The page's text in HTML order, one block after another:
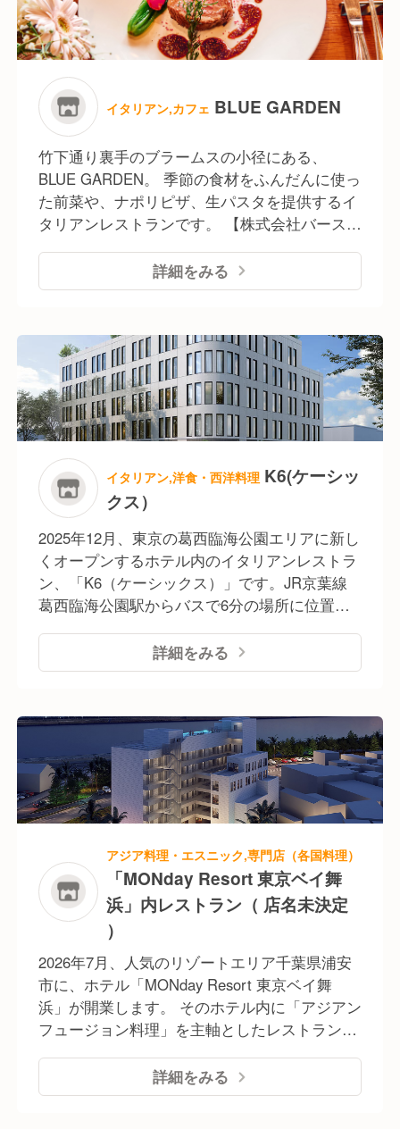
イタリアン,カフェ BLUE GARDEN
竹下通り裏手のブラームスの小径にある、
BLUE GARDEN。 季節の食材をふんだんに使っ
た前菜や、ナポリピザ、生パスタを提供するイ
タリアンレストランです。 【株式会社バース】
詳細をみる
イタリアン,洋食・西洋料理 K6(ケーシッ
クス）
2025年12月、東京の葛西臨海公園エリアに新し
くオープンするホテル内のイタリアンレストラ
ン、「K6（ケーシックス）」です。JR京葉線
葛西臨海公園駅からバスで6分の場所に位置
学旅行生など、幅広いお客様をお迎えします。
当店のメインは、本場仕込みのピザを中心とし
きと発見のあるメニュー展開をしていきます。
客単価は4,000円〜5,000円を想定、カジュアル
ながらもホテル内レストランならではの落ち着
いた雰囲気のなかで、上質な料理とサービスを
提供します。 席数80席と広々とした開放的な
空間で、チーム一丸となってお客様を最高の笑
顔でおもてなしします。 運営会社は安定した経
営基盤があるため、安心して長く働けるのも嬉
しいポイント。 オープニングメンバーとしてゼ
ロからお店を作り上げていくやりがいと、新し
いことに挑戦できるチャンスをつかみましょ
う。" 安定した経営基盤のもと、安心して長く
働ける環境です。オープニングメンバーとし
て、ゼロからお店を作り上げていくやりがい
と、新しいことに挑戦できるチャンスがここに
詳細をみる
アジア料理・エスニック,専門店（各国料理）
「MONday Resort 東京ベイ舞
浜」内レストラン（ 店名未決定
）
2026年7月、人気のリゾートエリア千葉県浦安
市に、ホテル「MONday Resort 東京ベイ舞
浜」が開業します。 そのホテル内に「アジアン
フュージョン料理」を主軸としたレストランを
そばにはプールを併設、非日常を味わえるレス
トランです。 メニューはアジア各国の料理、メ
詳細をみる